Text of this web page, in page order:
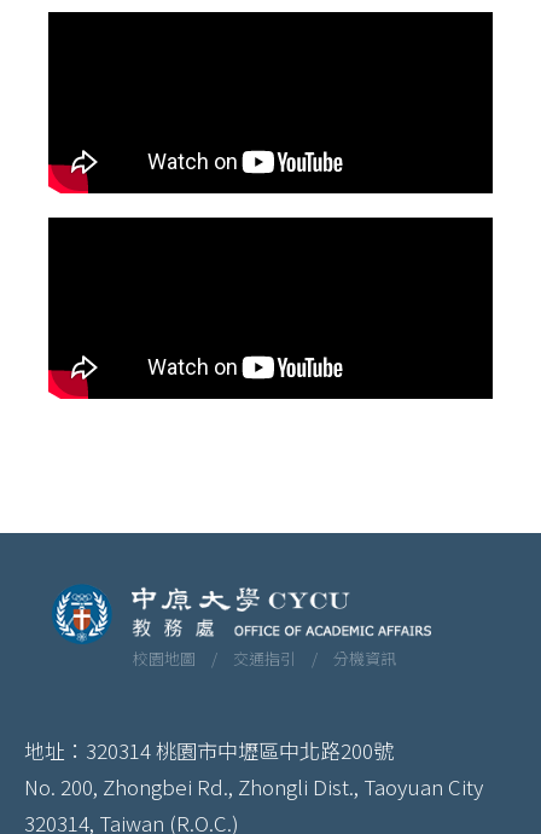
校園地圖 / 交通指引 / 分機資訊
地址：320314 桃園市中壢區中北路200號
No. 200, Zhongbei Rd., Zhongli Dist., Taoyuan City
320314, Taiwan (R.O.C.)